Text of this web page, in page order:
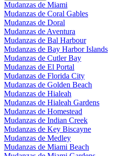
Mudanzas de Miami
Mudanzas de Coral Gables
Mudanzas de Doral
Mudanzas de Aventura
Mudanzas de Bal Harbour
Mudanzas de Bay Harbor Islands
Mudanzas de Cutler Bay
Mudanzas de El Portal
Mudanzas de Florida City
Mudanzas de Golden Beach
Mudanzas de Hialeah
Mudanzas de Hialeah Gardens
Mudanzas de Homestead
Mudanzas de Indian Creek
Mudanzas de Key Biscayne
Mudanzas de Medley
Mudanzas de Miami Beach